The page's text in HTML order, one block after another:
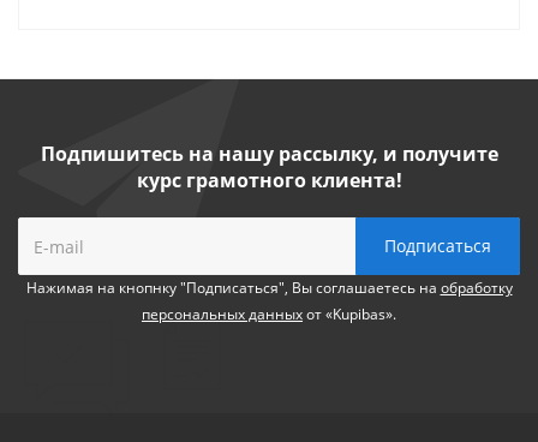
Подпишитесь на нашу рассылку, и получите
курс грамотного клиента!
Нажимая на кнопнку "Подписаться", Вы соглашаетесь на обработку
персональных данныхот «Kupibas».